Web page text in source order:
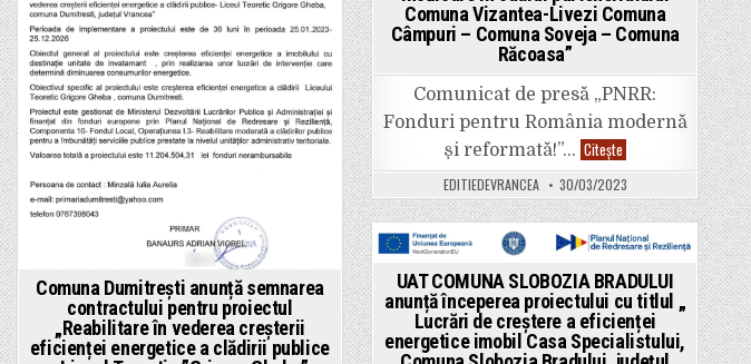
TIC
în
comuna
județul
Vrancea”
infrastructură
în
comuna
Urechești,
Vrancea”
Comuna Vizantea-Livezi Comuna
Câmpuri – Comuna Soveja – Comuna
Răcoasa”
Comunicat de presă „PNRR:
Fonduri pentru România modernă
și reformată!”… Citește
COMUNA
VIZANTEA-
LIVEZI
anunță
începerea
proiectului
„Achiziția
microbuze
nepoluante
și
stații
de
încărcare
EDITIEDEVRANCEA 30/03/2023
Comuna Dumitrești anunță semnarea
contractului pentru proiectul
„Reabilitare în vederea creșterii
eficienței energetice a clădirii publice
in
UAT COMUNA SLOBOZIA BRADULUI
anunță începerea proiectului cu titlul „
Lucrări de creștere a eficienței
energetice imobil Casa Specialistului,